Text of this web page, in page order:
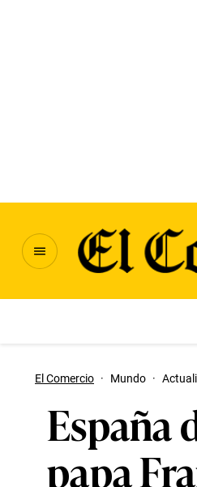
El Comercio · Mundo ·
España
papa